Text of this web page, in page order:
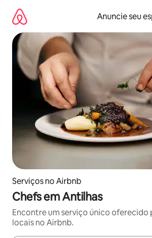
para
conteúdo
Anuncie seu
Serviços no Airbnb
Chefs em Antilhas
Encontre um serviço único oferecido
locais no Airbnb.